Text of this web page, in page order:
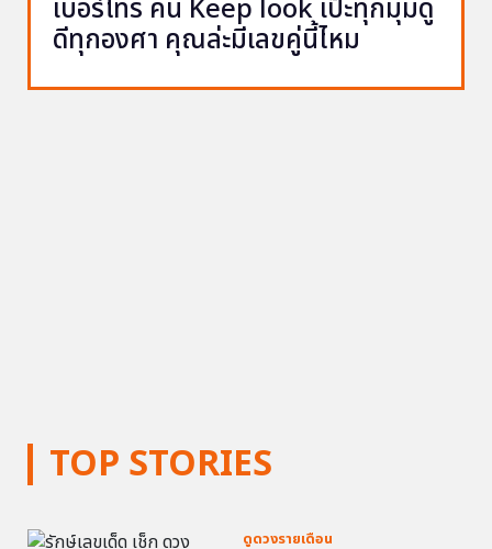
TOP STORIES
ดูดวงรายเดือน
เบอร์โทร คน Keep look เป๊ะทุกมุมดู
ดีทุกองศา คุณล่ะมีเลขคู่นี้ไหม